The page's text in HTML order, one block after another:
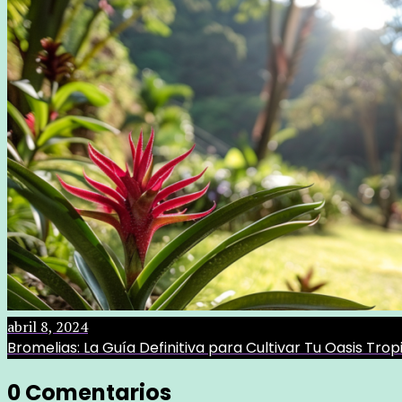
abril 8, 2024
Bromelias: La Guía Definitiva para Cultivar Tu Oasis
0 Comentarios